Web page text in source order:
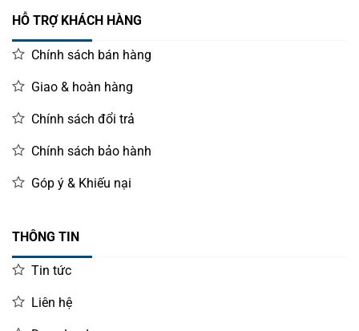
HỖ TRỢ KHÁCH HÀNG
Chính sách bán hàng
Giao & hoàn hàng
Chính sách đổi trả
Chính sách bảo hành
Góp ý & Khiếu nại
THÔNG TIN
Tin tức
Liên hệ